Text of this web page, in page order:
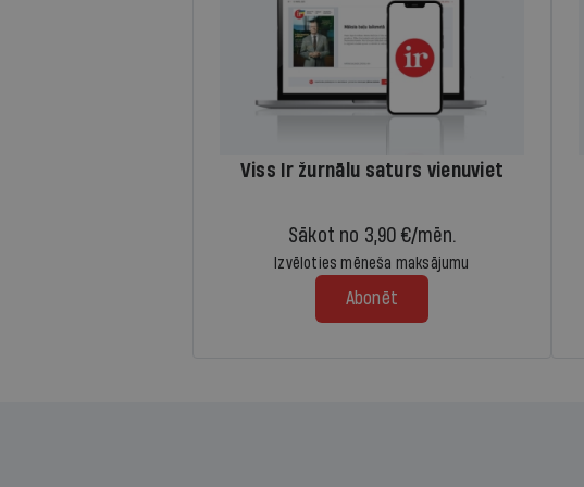
Viss Ir žurnālu saturs vienuviet
Sākot no 3,90 €/mēn.
Izvēloties mēneša maksājumu
Abonēt